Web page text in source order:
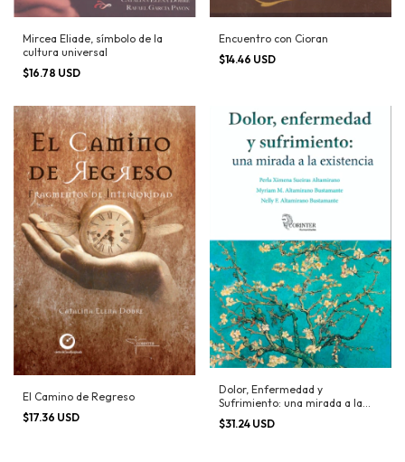
Mircea Eliade, símbolo de la
cultura universal
$16.78 USD
Encuentro con Cioran
$14.46 USD
El Camino de Regreso
$17.36 USD
Dolor, Enfermedad y
Sufrimiento: una mirada a la
existencia
$31.24 USD